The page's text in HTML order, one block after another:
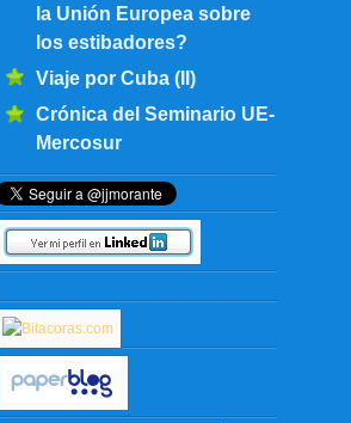
la Unión Europea sobre
los estibadores?
Viaje por Cuba (II)
Crónica del Seminario UE-
Mercosur